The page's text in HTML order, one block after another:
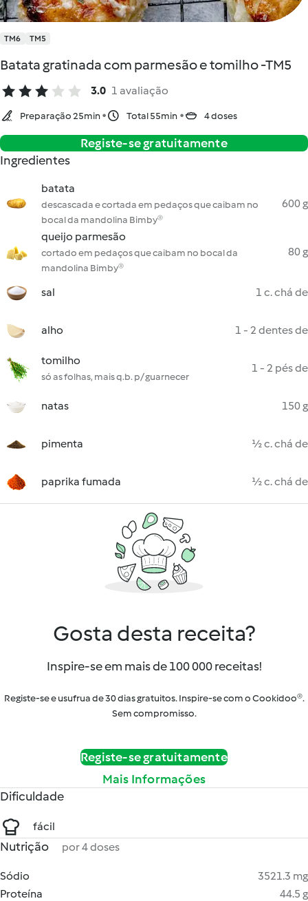
TM6 TM5
Batata gratinada com parmesão e tomilho -TM5
3.0 1 avaliação
Preparação 25min Total 55min 4 doses
Registe-se gratuitamente
Ingredientes
batata
descascada e cortada em pedaços que caibam no
bocal da mandolina Bimby®
600 g
queijo parmesão
cortado em pedaços que caibam no bocal da
mandolina Bimby®
80 g
sal 1 c. chá de
alho 1 - 2 dentes de
tomilho
só as folhas, mais q.b. p/ guarnecer
1 - 2 pés de
natas 150 g
pimenta ½ c. chá de
paprika fumada ½ c. chá de
Gosta desta receita?
Inspire-se em mais de 100 000 receitas!
Registe-se e usufrua de 30 dias gratuitos. Inspire-se com o Cookidoo®.
Sem compromisso.
Registe-se gratuitamente
Mais Informações
Dificuldade
fácil
Nutrição por 4 doses
Sódio
3521.3 mg
Proteína
44.5 g